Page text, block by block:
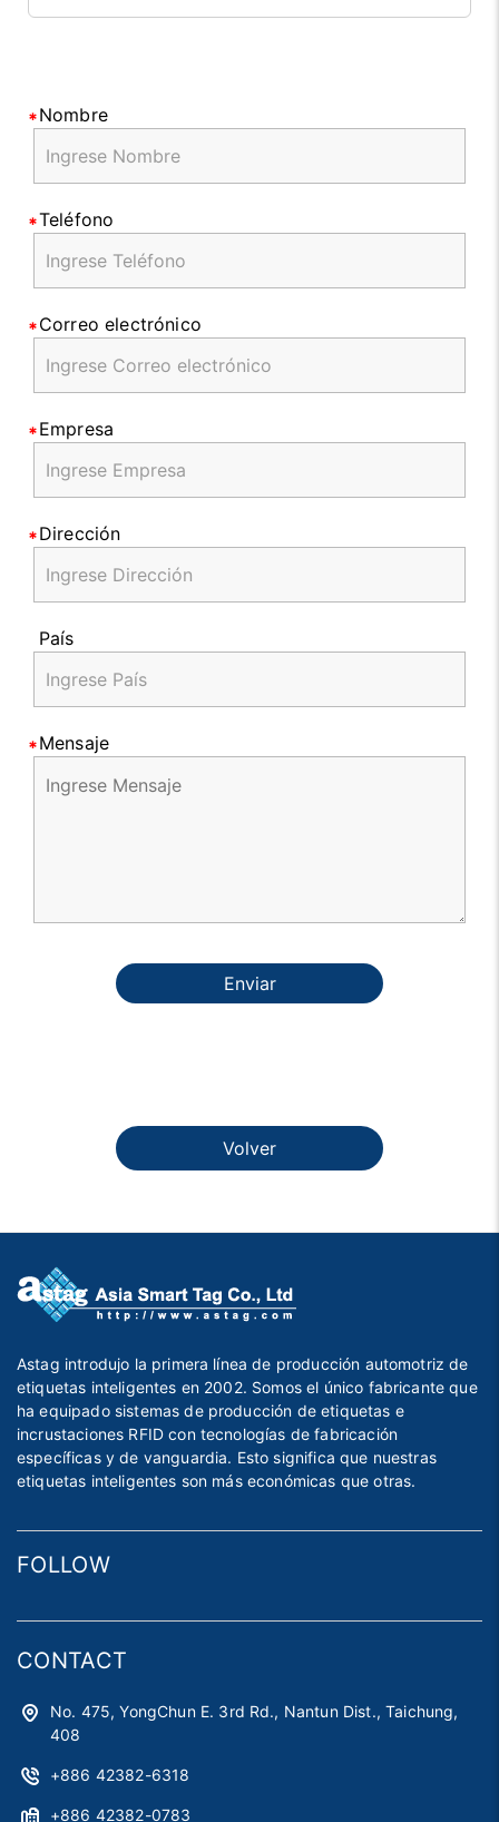
Nombre
Teléfono
Correo electrónico
Empresa
Dirección
País
Mensaje
Enviar
Volver
Astag introdujo la primera línea de producción automotriz de
etiquetas inteligentes en 2002. Somos el único fabricante que
ha equipado sistemas de producción de etiquetas e
incrustaciones RFID con tecnologías de fabricación
específicas y de vanguardia. Esto significa que nuestras
etiquetas inteligentes son más económicas que otras.
FOLLOW
CONTACT
No. 475, YongChun E. 3rd Rd., Nantun Dist., Taichung,
408
+886 42382-6318
+886 42382-0783